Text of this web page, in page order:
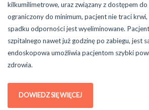
kilkumilimetrowe, uraz związany z dostępem do
ograniczony do minimum, pacjent nie traci
spadku odporności jest wyeliminowane.
szpitalnego nawet już godzinę po zabiegu, jest
endoskopowa umożliwia pacjentom szybki
zdrowia.
DOWIEDZ SIĘ WIĘCEJ